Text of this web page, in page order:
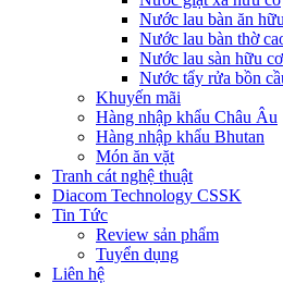
Nước lau bàn ăn
Nước lau bàn thờ
Nước lau sàn hữu cơ
Nước tẩy rửa bồn
Khuyến mãi
Hàng nhập khẩu Châu Âu
Hàng nhập khẩu Bhutan
Món ăn vặt
Tranh cát nghệ thuật
Diacom Technology CSSK
Tin Tức
Review sản phẩm
Tuyển dụng
Liên hệ